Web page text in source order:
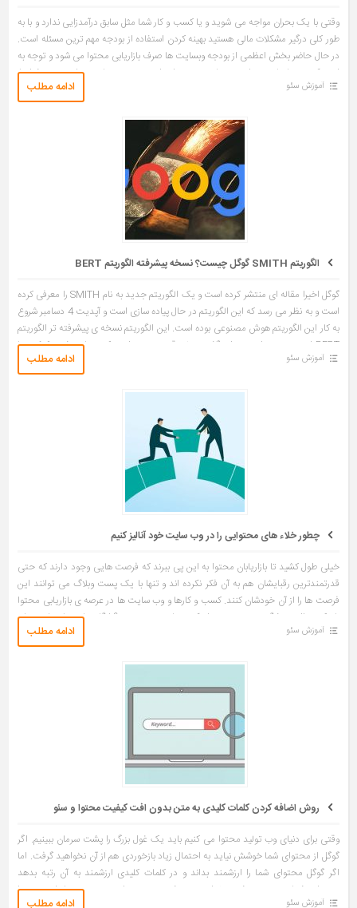
وقتی با یک بحران مواجه می شوید و یا کسب و کار شما مثل سابق درآمدزایی ندارد و با به
طور کلی درگیر مشکلات مالی هستید بهینه کردن استفاده از بودجه مهم ترین مسئله است.
در حال حاضر بخش اعظمی از بودجه وبسایت ها صرف بازاریابی محتوا می شود و توجه به
این نکته بسیار ضروری است. برنامه ریزی برای این بودجه بسیار مهم است. در شرایط
بحرانی این برنامه ریزی حتی مهم تر هم […]
آموزش سئو ادامه مطلب
الگوریتم SMITH گوگل چیست؟ نسخه‌ پیشرفته‌ الگوریتم BERT
گوگل اخیرا مقاله ای منتشر کرده است و یک الگوریتم جدید به نام SMITH را معرفی کرده
است و به نظر می رسد که این الگوریتم در حال پیاده سازی است و آپدیت 4 دسامبر شروع
به کار این الگوریتم هوش مصنوعی بوده است. این الگوریتم نسخه ی پیشرفته تر الگوریتم
BERT است و می توان به جرات گفت مدلی قدرتمند تر برای درک معنا و مفهوم کوئری ها
و حتی پاراگراف هاست. حالا با […]
آموزش سئو ادامه مطلب
چطور خلاء های محتوایی را در وب سایت خود آنالیز کنیم
خیلی طول کشید تا بازاریابان محتوا به این پی ببرند که فرصت هایی وجود دارند که حتی
قدرتمندترین رقبایشان هم به آن فکر نکرده اند و تنها با یک پست وبلاگ می توانند این
فرصت ها را از آن خودشان کنند. کسب و کارها و وب سایت ها در عرصه ی بازاریابی محتوا
با یک سوال همیشگی روبرو هستند. اینکه: درباره چی بنویسیم؟ انگار تمام موضوعات جهان
تمام شده اند و همه چیز گفته شده […]
آموزش سئو ادامه مطلب
روش اضافه کردن کلمات کلیدی به متن بدون افت کیفیت محتوا و سئو
وقتی برای دنیای وب تولید محتوا می کنیم باید یک غول بزرگ را پشت سرمان ببینیم. اگر
گوگل از محتوای شما خوشش نیاید به احتمال زیاد بازخوردی هم از آن نخواهید گرفت. اما
اگر گوگل محتوای شما را ارزشمند بداند و در کلمات کلیدی ارزشمند به آن رتبه بدهد
محتوای شما دیده می شود. خوانده می شود و می توانید حتی توسط این محتوا
آموزش سئو ادامه مطلب